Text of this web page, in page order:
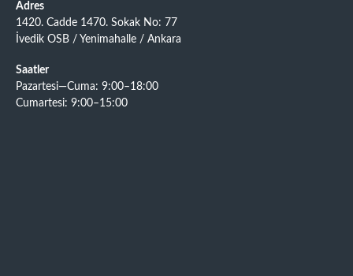
Adres
1420. Cadde 1470. Sokak No: 77
İvedik OSB / Yenimahalle / Ankara
Saatler
Pazartesi—Cuma: 9:00–18:00
Cumartesi: 9:00–15:00